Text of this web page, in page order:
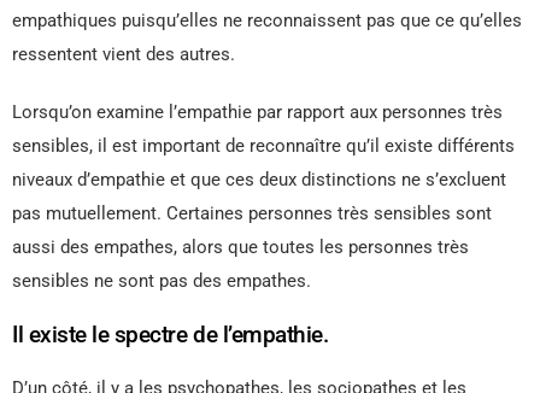
empathiques puisqu’elles ne reconnaissent pas que ce qu’elles
ressentent vient des autres.
Lorsqu’on examine l’empathie par rapport aux personnes très
sensibles, il est important de reconnaître qu’il existe différents
niveaux d’empathie et que ces deux distinctions ne s’excluent
pas mutuellement. Certaines personnes très sensibles sont
aussi des empathes, alors que toutes les personnes très
sensibles ne sont pas des empathes.
Il existe le spectre de l’empathie.
D’un côté, il y a les psychopathes, les sociopathes et les